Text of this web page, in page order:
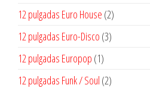
productos
12 pulgadas Euro House 22
12 pulgadas Euro-Disco 33
12 pulgadas Europop 11
producto
12 pulgadas Funk / Soul 22